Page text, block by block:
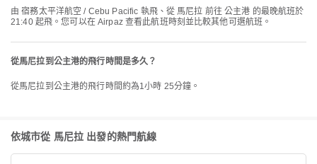
由 宿務太平洋航空 / Cebu Pacific 執飛、從 馬尼拉 前往 公主港 的最晚航班於
21:40 起飛。您可以在 Airpaz 查看此航班時刻並比較其他可選航班。
從馬尼拉到公主港的飛行時間是多久？
從馬尼拉到公主港的飛行時間約為1小時 25分鐘。
依城市從 馬尼拉 出發的熱門航線